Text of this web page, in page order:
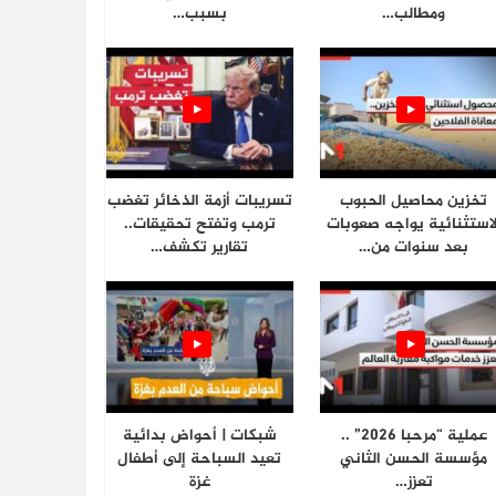
ومطالب…
بسبب…
تخزين محاصيل الحبوب
يواجه صعوبات
بعد سنوات من…
تسريبات أزمة الذخائر تغضب
ترمب وتفتح تحقيقات..
تقارير تكشف…
عملية “مرحبا 2026” ..
مؤسسة الحسن الثاني
تعزز…
شبكات | أحواض بدائية
تعيد السباحة إلى أطفال
غزة